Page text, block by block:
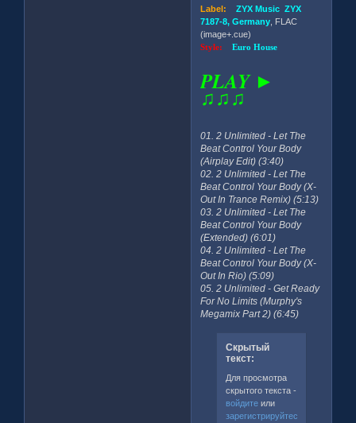
Label: ZYX Music ZYX
7187-8, Germany , FLAC
(image+.cue)
Style:Euro House
PLAY ►
♫♫♫
01. 2 Unlimited - Let The
Beat Control Your Body
(Airplay Edit) (3:40)
02. 2 Unlimited - Let The
Beat Control Your Body (X-
Out In Trance Remix) (5:13)
03. 2 Unlimited - Let The
Beat Control Your Body
(Extended) (6:01)
04. 2 Unlimited - Let The
Beat Control Your Body (X-
Out In Rio) (5:09)
05. 2 Unlimited - Get Ready
For No Limits (Murphy's
Megamix Part 2) (6:45)
Скрытый
текст:
Для просмотра
скрытого текста -
войдитеили
зарегистрируйтесь